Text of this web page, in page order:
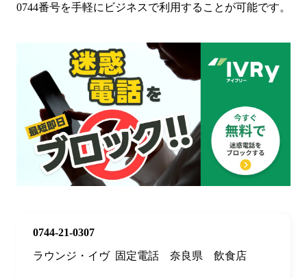
0744番号を手軽にビジネスで利用することが可能です。
0744-21-0307
ラウンジ・イヴ 固定電話 奈良県 飲食店